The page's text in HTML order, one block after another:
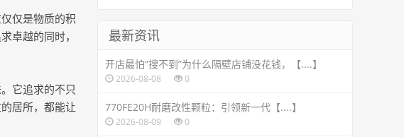
仅是物质的积
卓越的同时，
它追求的不只
居所，都能让
最新资讯
开店最怕“搜不到”为什么隔壁店铺没花钱，【....】
2026-08-08 0
770FE20H耐磨改性颗粒：引领新一代【....】
2026-08-09 0